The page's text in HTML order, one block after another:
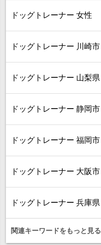
ドッグトレーナー 女性
ドッグトレーナー 川崎市
ドッグトレーナー 山梨県
ドッグトレーナー 静岡市
ドッグトレーナー 福岡市
ドッグトレーナー 大阪市
ドッグトレーナー 兵庫県
関連キーワードをもっと見る